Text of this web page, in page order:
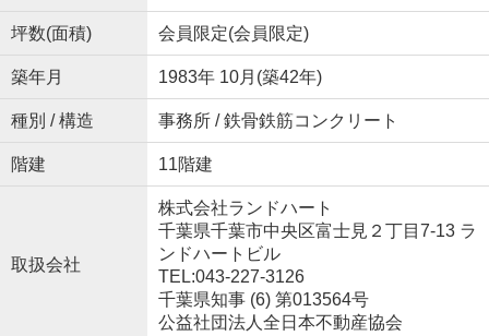
坪数(面積) 会員限定(会員限定)
築年月 1983年 10月(築42年)
種別 / 構造 事務所 / 鉄骨鉄筋コンクリート
階建 11階建
取扱会社
株式会社ランドハート
千葉県千葉市中央区富士見２丁目7-13 ラ
ンドハートビル
TEL:043-227-3126
千葉県知事 (6) 第013564号
公益社団法人全日本不動産協会